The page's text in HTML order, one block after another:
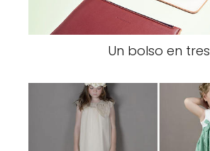
Un bolso en tres